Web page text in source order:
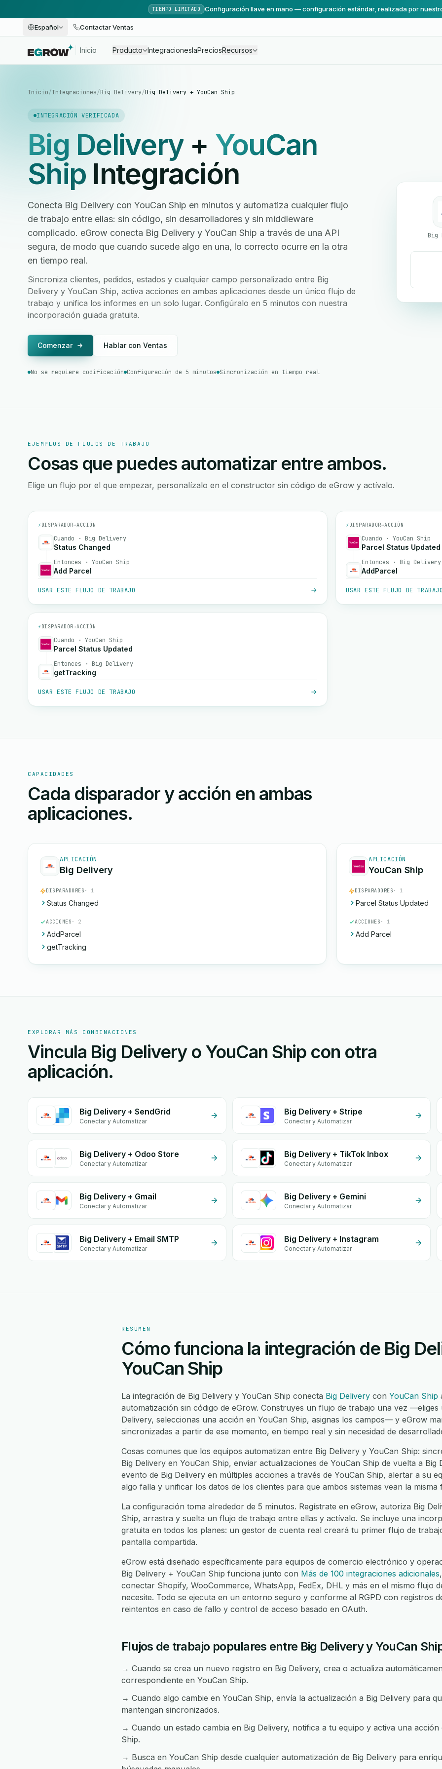
TIEMPO LIMITADO Configuración llave en mano — configuración estándar, realizada por
Español Contactar Ventas
Inicio Producto IntegracionesIaPreciosRecursos
Inicio/Integraciones/Big Delivery/Big Delivery + YouCan Ship
INTEGRACIÓN VERIFICADA
Big Delivery + YouCan
Ship Integración
Conecta Big Delivery con YouCan Ship en minutos y automatiza cualquier flujo
de trabajo entre ellas: sin código, sin desarrolladores y sin middleware
complicado. eGrow conecta Big Delivery y YouCan Ship a través de una API
segura, de modo que cuando sucede algo en una, lo correcto ocurre en la otra
en tiempo real.
Sincroniza clientes, pedidos, estados y cualquier campo personalizado entre Big
Delivery y YouCan Ship, activa acciones en ambas aplicaciones desde un único flujo de
trabajo y unifica los informes en un solo lugar. Configúralo en 5 minutos con nuestra
incorporación guiada gratuita.
Comenzar Hablar con Ventas
No se requiere codificación Configuración de 5 minutos Sincronización en tiempo real
Big
EJEMPLOS DE FLUJOS DE TRABAJO
Cosas que puedes automatizar entre ambos.
Elige un flujo por el que empezar, personalízalo en el constructor sin código de eGrow y actívalo.
⚡ DISPARADOR→ACCIÓN
Cuando · Big Delivery
Status Changed
Entonces · YouCan Ship
Add Parcel
USAR ESTE FLUJO DE TRABAJO
⚡ DISPARADOR→ACCIÓN
Cuando · YouCan Ship
Parcel Status Updated
Entonces · Big Delivery
AddParcel
USAR ESTE FLUJO DE
⚡ DISPARADOR→ACCIÓN
Cuando · YouCan Ship
Parcel Status Updated
Entonces · Big Delivery
getTracking
USAR ESTE FLUJO DE TRABAJO
CAPACIDADES
Cada disparador y acción en ambas
aplicaciones.
APLICACIÓN
Big Delivery
DISPARADORES · 1
Status Changed
ACCIONES · 2
AddParcel
getTracking
APLICACIÓN
YouCan Ship
DISPARADORES · 1
Parcel Status Updated
ACCIONES · 1
Add Parcel
EXPLORAR MÁS COMBINACIONES
Vincula Big Delivery o YouCan Ship con otra
aplicación.
Big Delivery + SendGrid
Conectar y Automatizar
Big Delivery + Stripe
Conectar y Automatizar
Big Delivery + Odoo Store
Conectar y Automatizar
Big Delivery + TikTok Inbox
Conectar y Automatizar
Big Delivery + Gmail
Conectar y Automatizar
Big Delivery + Gemini
Conectar y Automatizar
Big Delivery + Email SMTP
Conectar y Automatizar
Big Delivery + Instagram
Conectar y Automatizar
RESUMEN
Cómo funciona la integración de Big
YouCan Ship
La integración de Big Delivery y YouCan Ship conecta Big Delivery con YouCan Ship
automatización sin código de eGrow. Construyes un flujo de trabajo una vez —eliges
Delivery, seleccionas una acción en YouCan Ship, asignas los campos— y eGrow
sincronizadas a partir de ese momento, en tiempo real y sin necesidad de
Cosas comunes que los equipos automatizan entre Big Delivery y YouCan Ship:
Big Delivery en YouCan Ship, enviar actualizaciones de YouCan Ship de vuelta a Big
evento de Big Delivery en múltiples acciones a través de YouCan Ship, alertar a su
algo falla y unificar los datos de los clientes para que ambos sistemas vean la misma
La configuración toma alrededor de 5 minutos. Regístrate en eGrow, autoriza Big
Ship, arrastra y suelta un flujo de trabajo entre ellas y actívalo. Se incluye una
gratuita en todos los planes: un gestor de cuenta real creará tu primer flujo de
pantalla compartida.
eGrow está diseñado específicamente para equipos de comercio electrónico y
Big Delivery + YouCan Ship funciona junto con Más de 100 integraciones adicionales
conectar Shopify, WooCommerce, WhatsApp, FedEx, DHL y más en el mismo flujo
necesite. Todo se ejecuta en un entorno seguro y conforme al RGPD con registros
reintentos en caso de fallo y control de acceso basado en OAuth.
Flujos de trabajo populares entre Big Delivery y YouCan
→ Cuando se crea un nuevo registro en Big Delivery, crea o actualiza
correspondiente en YouCan Ship.
→ Cuando algo cambie en YouCan Ship, envía la actualización a Big Delivery para
mantengan sincronizados.
→ Cuando un estado cambia en Big Delivery, notifica a tu equipo y activa una acción
Ship.
→ Busca en YouCan Ship desde cualquier automatización de Big Delivery para